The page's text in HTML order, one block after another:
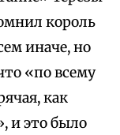
король
иначе, но
«по всему
как
и это было